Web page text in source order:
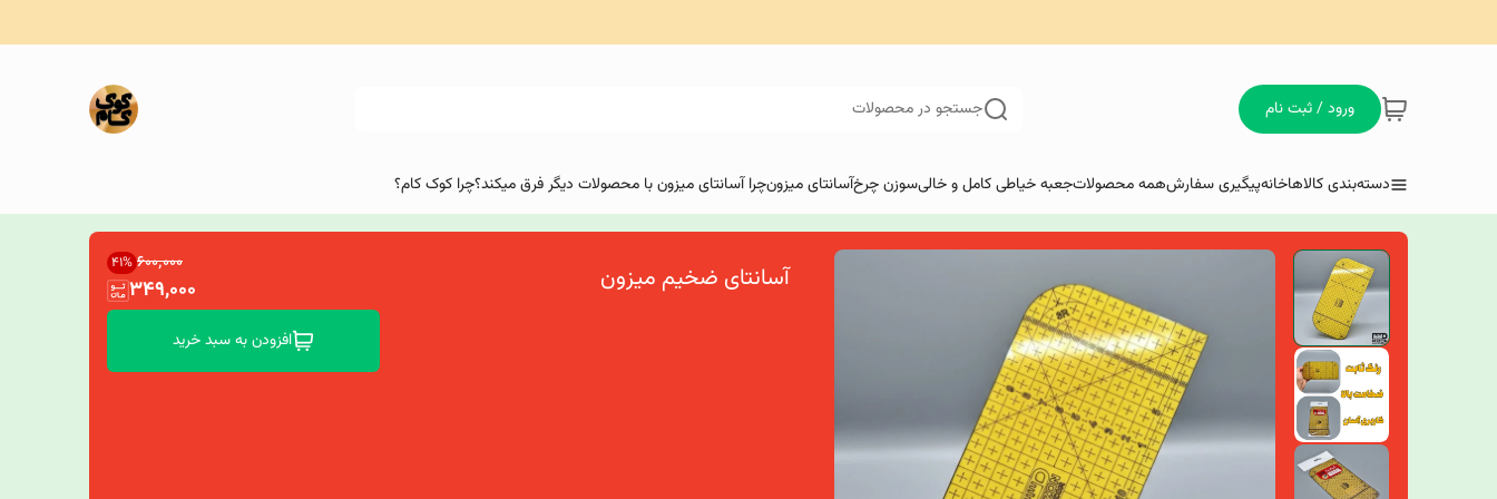
ورود / ثبت نام جستجو در محصولات
دسته‌بندی کالاهاخانهپیگیری سفارشهمه محصولاتجعبه خیاطی کامل و خالیسوزن چرخآسانتای میزونچرا آسانتای میزون با محصولات دیگر فرق میکند؟چرا کوک کام؟
آسانتای ضخیم میزون ۶۰۰٬۰۰۰ 41%
349,000
افزودن به سبد خرید